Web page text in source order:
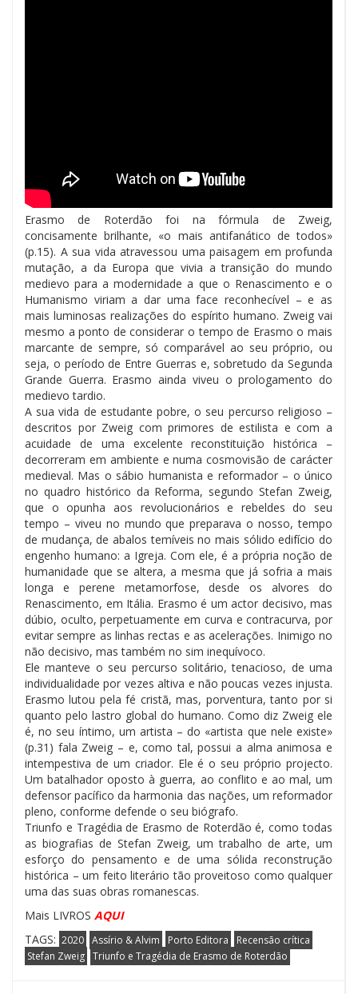
Erasmo de Roterdão foi na fórmula de Zweig,
concisamente brilhante, «o mais antifanático de todos»
(p.15). A sua vida atravessou uma paisagem em profunda
mutação, a da Europa que vivia a transição do mundo
medievo para a modernidade a que o Renascimento e o
Humanismo viriam a dar uma face reconhecível – e as
mais luminosas realizações do espírito humano. Zweig vai
mesmo a ponto de considerar o tempo de Erasmo o mais
marcante de sempre, só comparável ao seu próprio, ou
seja, o período de Entre Guerras e, sobretudo da Segunda
Grande Guerra. Erasmo ainda viveu o prologamento do
medievo tardio.
A sua vida de estudante pobre, o seu percurso religioso –
descritos por Zweig com primores de estilista e com a
acuidade de uma excelente reconstituição histórica –
decorreram em ambiente e numa cosmovisão de carácter
medieval. Mas o sábio humanista e reformador – o único
no quadro histórico da Reforma, segundo Stefan Zweig,
que o opunha aos revolucionários e rebeldes do seu
tempo – viveu no mundo que preparava o nosso, tempo
de mudança, de abalos temíveis no mais sólido edifício do
engenho humano: a Igreja. Com ele, é a própria noção de
humanidade que se altera, a mesma que já sofria a mais
longa e perene metamorfose, desde os alvores do
Renascimento, em Itália. Erasmo é um actor decisivo, mas
dúbio, oculto, perpetuamente em curva e contracurva, por
evitar sempre as linhas rectas e as acelerações. Inimigo no
não decisivo, mas também no sim inequívoco.
Ele manteve o seu percurso solitário, tenacioso, de uma
individualidade por vezes altiva e não poucas vezes injusta.
Erasmo lutou pela fé cristã, mas, porventura, tanto por si
quanto pelo lastro global do humano. Como diz Zweig ele
é, no seu íntimo, um artista – do «artista que nele existe»
(p.31) fala Zweig – e, como tal, possui a alma animosa e
intempestiva de um criador. Ele é o seu próprio projecto.
Um batalhador oposto à guerra, ao conflito e ao mal, um
defensor pacífico da harmonia das nações, um reformador
pleno, conforme defende o seu biógrafo.
Triunfo e Tragédia de Erasmo de Roterdão é, como todas
as biografias de Stefan Zweig, um trabalho de arte, um
esforço do pensamento e de uma sólida reconstrução
histórica – um feito literário tão proveitoso como qualquer
uma das suas obras romanescas.
Mais LIVROS AQUI
TAGS: 2020 Assírio & Alvim Porto Editora
Recensão crítica
Stefan Zweig Triunfo e Tragédia de Erasmo de Roterdão